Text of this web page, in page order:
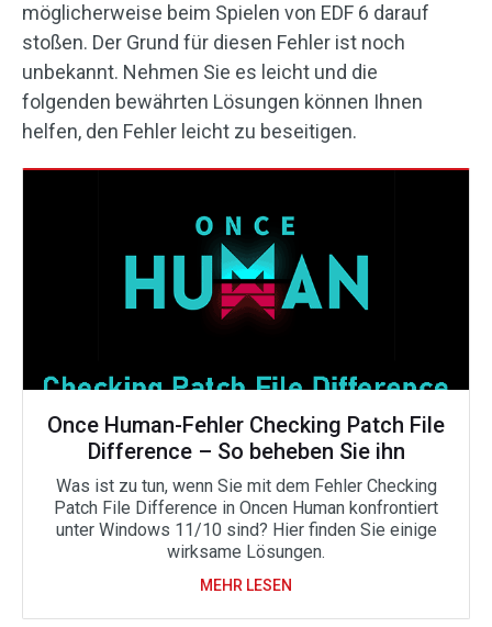
möglicherweise beim Spielen von EDF 6 darauf
stoßen. Der Grund für diesen Fehler ist noch
unbekannt. Nehmen Sie es leicht und die
folgenden bewährten Lösungen können Ihnen
helfen, den Fehler leicht zu beseitigen.
Once Human-Fehler Checking Patch File
Difference – So beheben Sie ihn
Was ist zu tun, wenn Sie mit dem Fehler Checking
Patch File Difference in Oncen Human konfrontiert
unter Windows 11/10 sind? Hier finden Sie einige
wirksame Lösungen.
MEHR LESEN